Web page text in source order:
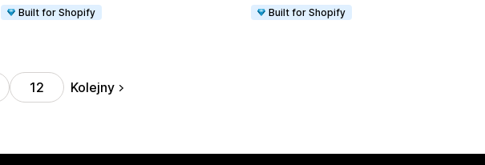
Built for Shopify
Built for Shopify
12 Kolejny